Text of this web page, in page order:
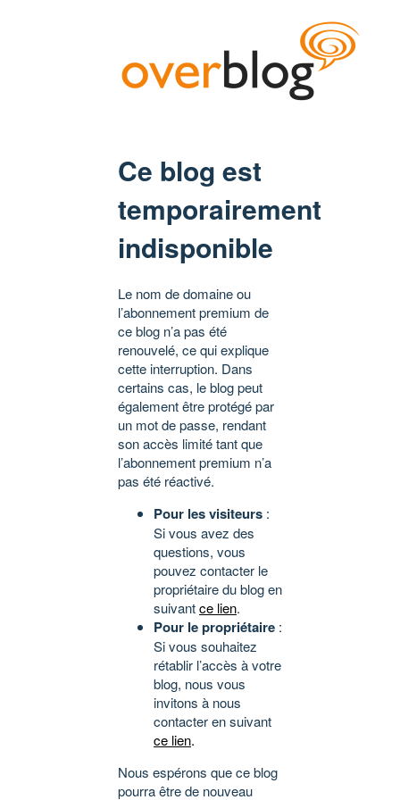
Ce blog est
temporairement
indisponible
Le nom de domaine ou
l’abonnement premium de
ce blog n’a pas été
renouvelé, ce qui explique
cette interruption. Dans
certains cas, le blog peut
également être protégé par
un mot de passe, rendant
son accès limité tant que
l’abonnement premium n’a
pas été réactivé.
Pour les visiteurs :
Si vous avez des
questions, vous
pouvez contacter le
propriétaire du blog en
suivantce lien.
Pour le propriétaire :
Si vous souhaitez
rétablir l’accès à votre
blog, nous vous
invitons à nous
contacter en suivant
ce lien.
Nous espérons que ce blog
pourra être de nouveau